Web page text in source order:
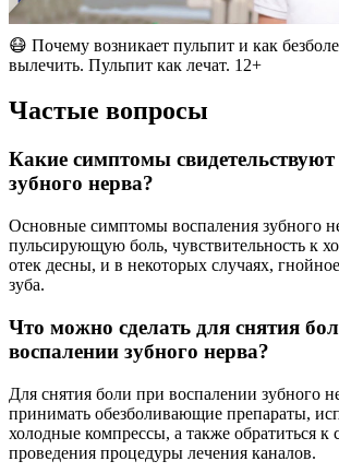
😷 Почему возникает пульпит и как
вылечить. Пульпит как лечат. 12+
Частые вопросы
Какие симптомы
зубного нерва?
Основные симптомы воспаления зубного
пульсирующую боль, чувствительность к
отек десны, и в некоторых случаях,
зуба.
Что можно сделать для снятия
воспалении зубного нерва?
Для снятия боли при воспалении зубного
принимать обезболивающие препараты,
холодные компрессы, а также обратиться к
проведения процедуры лечения каналов.